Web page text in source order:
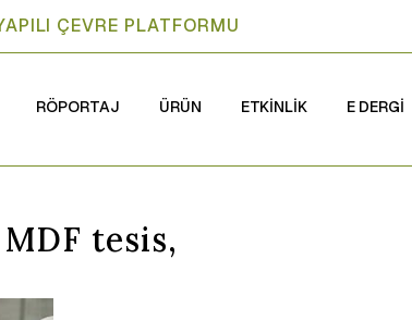
ÇEVRE PLATFORMU
RÖPORTAJ ÜRÜN ETKİNLİK E DERGİ
tesis,